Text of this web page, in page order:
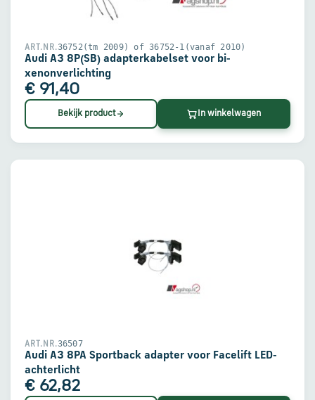
ART.NR.36752(tm 2009) of 36752-1(vanaf 2010)
Audi A3 8P(SB) adapterkabelset voor bi-
xenonverlichting
€ 91,40
Bekijk product In winkelwagen
ART.NR.36507
Audi A3 8PA Sportback adapter voor Facelift LED-
achterlicht
€ 62,82